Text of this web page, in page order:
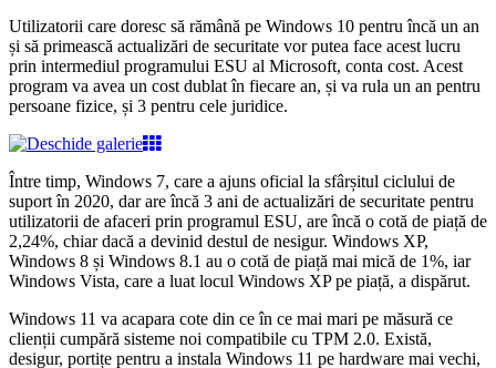
Utilizatorii care doresc să rămână pe Windows 10 pentru încă un an
și să primească actualizări de securitate vor putea face acest lucru
prin intermediul programului ESU al Microsoft, conta cost. Acest
program va avea un cost dublat în fiecare an, și va rula un an pentru
persoane fizice, și 3 pentru cele juridice.
Între timp, Windows 7, care a ajuns oficial la sfârșitul ciclului de
suport în 2020, dar are încă 3 ani de actualizări de securitate pentru
utilizatorii de afaceri prin programul ESU, are încă o cotă de piață de
2,24%, chiar dacă a devinid destul de nesigur. Windows XP,
Windows 8 și Windows 8.1 au o cotă de piață mai mică de 1%, iar
Windows Vista, care a luat locul Windows XP pe piață, a dispărut.
Windows 11 va acapara cote din ce în ce mai mari pe măsură ce
clienții cumpără sisteme noi compatibile cu TPM 2.0. Există,
desigur, portițe pentru a instala Windows 11 pe hardware mai vechi,